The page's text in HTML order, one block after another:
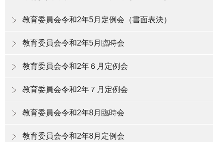
教育委員会令和2年5月定例会（書面表決）
教育委員会令和2年5月臨時会
教育委員会令和2年６月定例会
教育委員会令和2年７月定例会
教育委員会令和2年8月臨時会
教育委員会令和2年8月定例会